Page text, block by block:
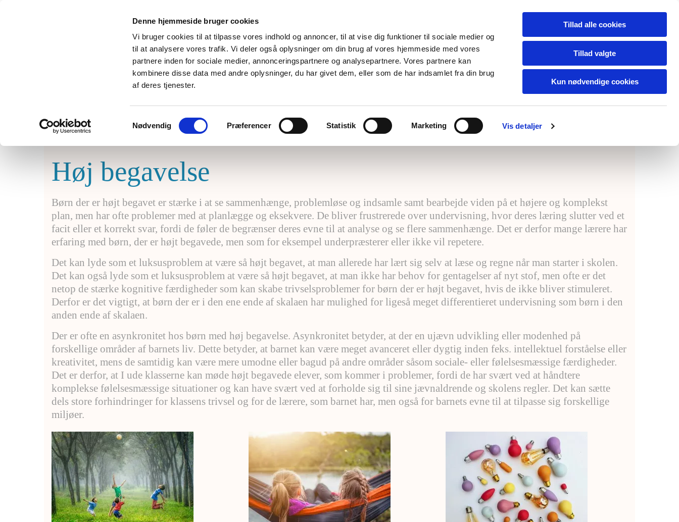
Denne hjemmeside bruger cookies
Vi bruger cookies til at tilpasse vores indhold og annoncer, til at vise dig funktioner til sociale medier og
til at analysere vores trafik. Vi deler også oplysninger om din brug af vores hjemmeside med vores
partnere inden for sociale medier, annonceringspartnere og analysepartnere. Vores partnere kan
kombinere disse data med andre oplysninger, du har givet dem, eller som de har indsamlet fra din brug
af deres tjenester.
Nødvendig Præferencer Statistik Marketing Vis detaljer
Tillad alle cookies
Tillad valgte
Kun nødvendige cookies
Dansk
Anbefalinger
Om os Bestil tid og kontakt Privatlivspolitik Nyt fra KlinikNord
Høj begavelse
Børn der er højt begavet er stærke i at se sammenhænge, problemløse og indsamle samt bearbejde viden på et højere og komplekst
plan, men har ofte problemer med at planlægge og eksekvere. De bliver frustrerede over undervisning, hvor deres læring slutter ved et
facit eller et korrekt svar, fordi de føler de begrænser deres evne til at analyse og se flere sammenhænge. Det er derfor mange lærere har
erfaring med børn, der er højt begavede, men som for eksempel underpræsterer eller ikke vil repetere.
Det kan lyde som et luksusproblem at være så højt begavet, at man allerede har lært sig selv at læse og regne når man starter i skolen.
Det kan også lyde som et luksusproblem at være så højt begavet, at man ikke har behov for gentagelser af nyt stof, men ofte er det
netop de stærke kognitive færdigheder som kan skabe trivselsproblemer for børn der er højt begavet, hvis de ikke bliver stimuleret.
Derfor er det vigtigt, at børn der er i den ene ende af skalaen har mulighed for ligeså meget differentieret undervisning som børn i den
anden ende af skalaen.
Der er ofte en asynkronitet hos børn med høj begavelse. Asynkronitet betyder, at der en ujævn udvikling eller modenhed på
forskellige områder af barnets liv. Dette betyder, at barnet kan være meget avanceret eller dygtig inden feks. intellektuel forståelse eller
kreativitet, mens de samtidig kan være mere umodne eller bagud på andre områder såsom sociale- eller følelsesmæssige færdigheder.
Det er derfor, at I ude klasserne kan møde højt begavede elever, som kommer i problemer, fordi de har svært ved at håndtere
komplekse følelsesmæssige situationer og kan have svært ved at forholde sig til sine jævnaldrende og skolens regler. Det kan sætte
dels store forhindringer for klassens trivsel og for de lærere, som barnet har, men også for barnets evne til at tilpasse sig forskellige
miljøer.